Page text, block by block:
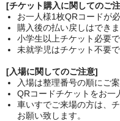
[チケット購入に関してのご
お一人様1枚QRコードが必
購入後の払い戻しはできま
小学生以上チケット必要で
未就学児はチケット不要で
[入場に関してのご注意]
入場は整理番号の順にご案
QRコードチケットをお一
車いすでご来場の方は、
お願い致します。